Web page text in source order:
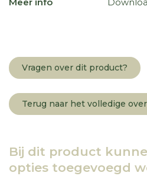
Vragen over dit product?
Terug naar het volledige
Bij dit product
opties toegevoegd